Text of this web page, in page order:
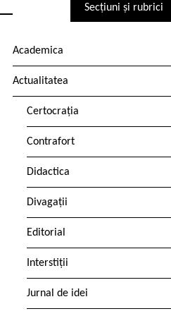
Secțiuni și rubrici
Academica
Actualitatea
Certocrația
Contrafort
Didactica
Divagații
Editorial
Interstiții
Jurnal de idei